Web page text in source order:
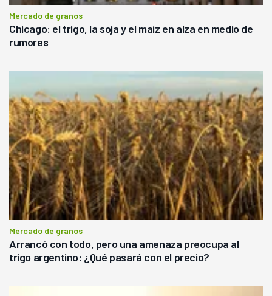
Mercado de granos
Chicago: el trigo, la soja y el maíz en alza en medio de
rumores
Mercado de granos
Arrancó con todo, pero una amenaza preocupa al
trigo argentino: ¿Qué pasará con el precio?